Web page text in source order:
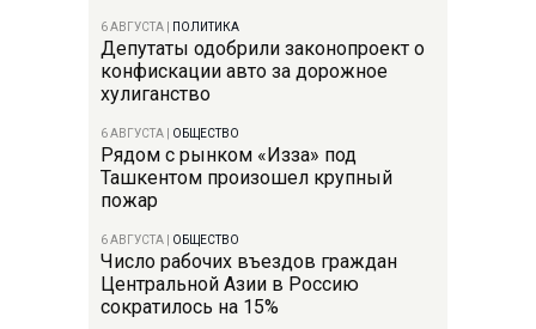
6 АВГУСТА ПОЛИТИКА
Депутаты одобрили законопроект о
конфискации авто за дорожное
хулиганство
6 АВГУСТА ОБЩЕСТВО
Рядом с рынком «Изза» под
Ташкентом произошел крупный
пожар
6 АВГУСТА ОБЩЕСТВО
Число рабочих въездов граждан
Центральной Азии в Россию
сократилось на 15%